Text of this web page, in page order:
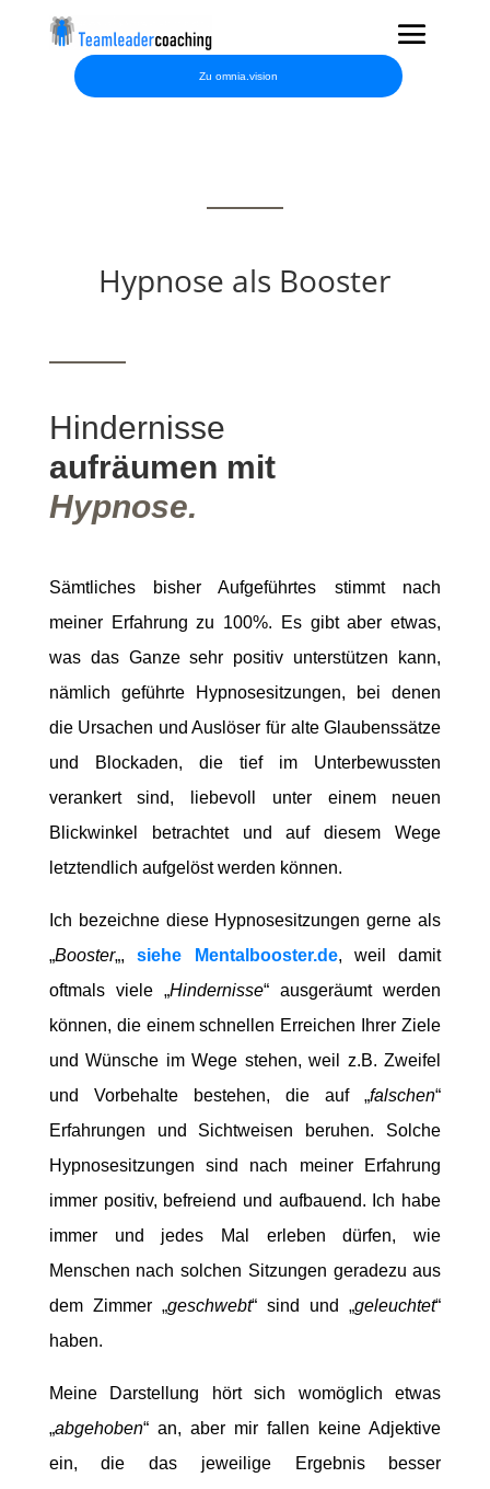
Zu omnia.vision
Hypnose als Booster
Hindernisse
aufräumen mit
Hypnose.
Sämtliches bisher Aufgeführtes stimmt nach
meiner Erfahrung zu 100%. Es gibt aber etwas,
was das Ganze sehr positiv unterstützen kann,
nämlich geführte Hypnosesitzungen, bei denen
die Ursachen und Auslöser für alte Glaubenssätze
und Blockaden, die tief im Unterbewussten
verankert sind, liebevoll unter einem neuen
Blickwinkel betrachtet und auf diesem Wege
letztendlich aufgelöst werden können.
Ich bezeichne diese Hypnosesitzungen gerne als
„Booster„,siehe Mentalbooster.de, weil damit
oftmals viele „Hindernisse“ ausgeräumt werden
können, die einem schnellen Erreichen Ihrer Ziele
und Wünsche im Wege stehen, weil z.B. Zweifel
und Vorbehalte bestehen, die auf „falschen“
Erfahrungen und Sichtweisen beruhen. Solche
Hypnosesitzungen sind nach meiner Erfahrung
immer positiv, befreiend und aufbauend. Ich habe
immer und jedes Mal erleben dürfen, wie
Menschen nach solchen Sitzungen geradezu aus
dem Zimmer „geschwebt“ sind und „geleuchtet“
haben.
Meine Darstellung hört sich womöglich etwas
„abgehoben“ an, aber mir fallen keine Adjektive
ein, die das jeweilige Ergebnis besser